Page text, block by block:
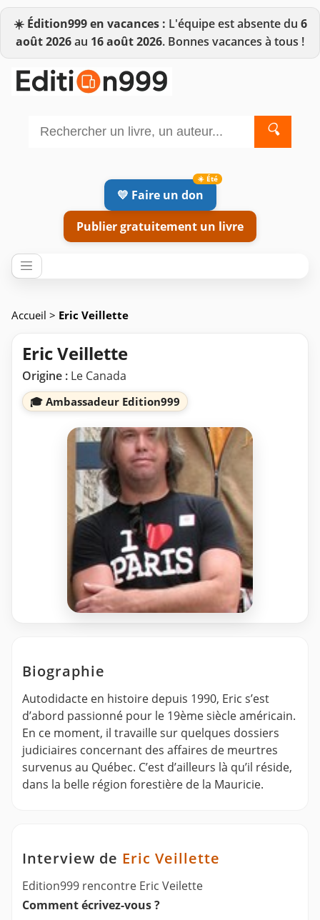
☀️ Édition999 en vacances : L'équipe est absente du 6
août 2026au 16 août 2026. Bonnes vacances à tous !
🔍
💛 Faire un don
Publier gratuitement un livre
Accueil > Eric Veillette
Eric Veillette
Origine : Le Canada
🎓 Ambassadeur Edition999
Biographie
Autodidacte en histoire depuis 1990, Eric s’est
d’abord passionné pour le 19ème siècle américain.
En ce moment, il travaille sur quelques dossiers
judiciaires concernant des affaires de meurtres
survenus au Québec. C’est d’ailleurs là qu’il réside,
dans la belle région forestière de la Mauricie.
Interview de Eric Veillette
Edition999 rencontre Eric Veilette
Comment écrivez-vous ?